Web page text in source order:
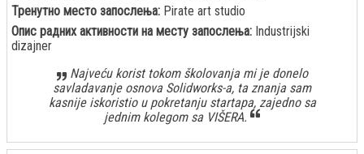
Тренутно место запослења: Pirate art studio
Опис радних активности на месту запослења: Industrijski
dizajner
Najveću korist tokom školovanja mi je donelo
savladavanje osnova Solidworks-a, ta znanja sam
kasnije iskoristio u pokretanju startapa, zajedno sa
jednim kolegom sa VIŠERA.